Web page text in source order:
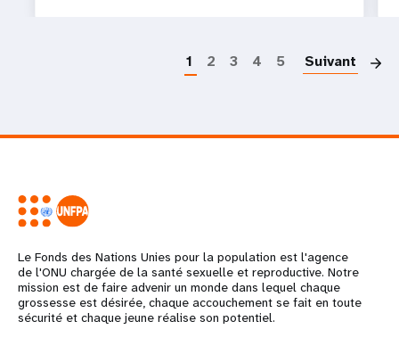
1 2 3 4 5 Suivant
Le Fonds des Nations Unies pour la population est l'agence
de l'ONU chargée de la santé sexuelle et reproductive. Notre
mission est de faire advenir un monde dans lequel chaque
grossesse est désirée, chaque accouchement se fait en toute
sécurité et chaque jeune réalise son potentiel.